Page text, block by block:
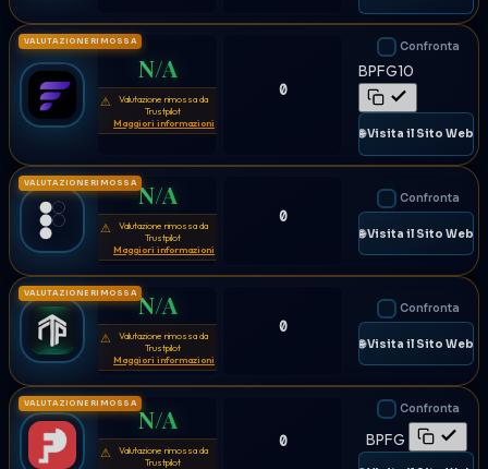
VALUTAZIONE RIMOSSA
N/A
⚠
Valutazione rimossa da
Trustpilot
Maggiori informazioni
0
Confronta
BPFG10
🌐 Visita il Sito Web
VALUTAZIONE RIMOSSAN/A
⚠
Valutazione rimossa da
Trustpilot
Maggiori informazioni
0
Confronta
🌐 Visita il Sito Web
VALUTAZIONE RIMOSSAN/A
⚠
Valutazione rimossa da
Trustpilot
Maggiori informazioni
0
Confronta
🌐 Visita il Sito Web
VALUTAZIONE RIMOSSA
N/A
⚠
Valutazione rimossa da
Trustpilot
0
Confronta
BPFG